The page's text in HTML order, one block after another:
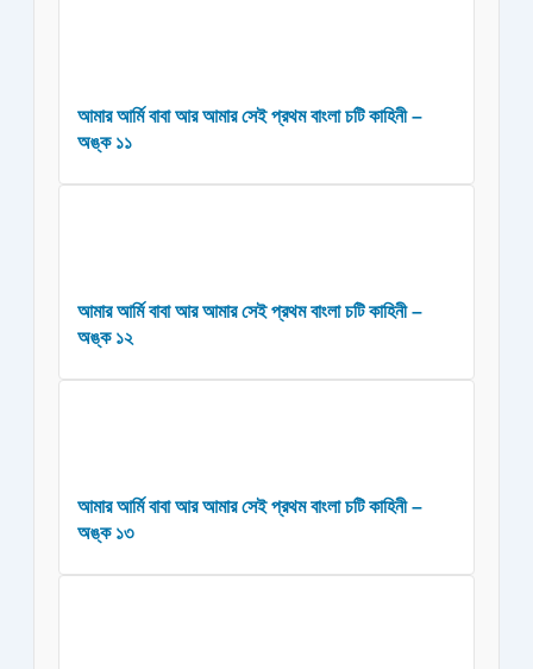
আমার আর্মি বাবা আর আমার সেই প্রথম বাংলা চটি কাহিনী –
অঙ্ক ১১
আমার আর্মি বাবা আর আমার সেই প্রথম বাংলা চটি কাহিনী –
অঙ্ক ১২
আমার আর্মি বাবা আর আমার সেই প্রথম বাংলা চটি কাহিনী –
অঙ্ক ১৩